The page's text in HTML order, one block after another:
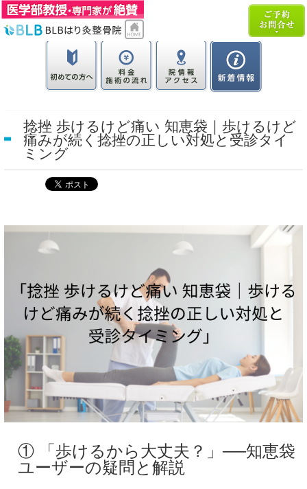
捻挫 歩けるけど痛い 知恵袋｜歩けるけど
痛みが続く捻挫の正しい対処と受診タイ
ミング
① 「歩けるから大丈夫？」──知恵袋
ユーザーの疑問と解説